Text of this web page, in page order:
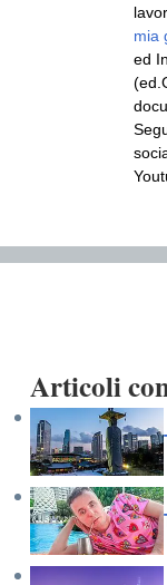
Articoli
mia
ed